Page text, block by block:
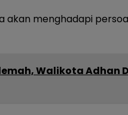
akan menghadapi
Walikota Adhan